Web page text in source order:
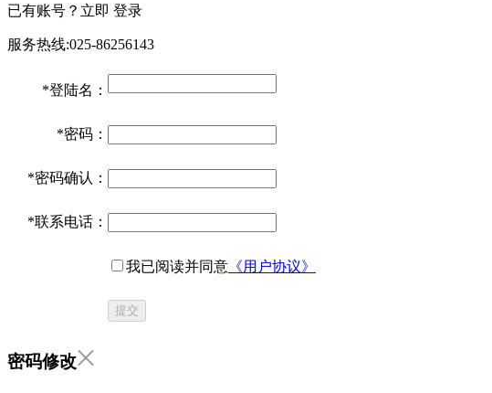
已有账号？立即 登录
服务热线:025-86256143
*登陆名：
*密码：
*密码确认：
*联系电话：
我已阅读并同意 《用户协议》
提交
密码修改